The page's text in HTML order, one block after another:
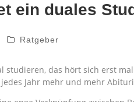
ein duales
Ratgeber
studieren, das hört sich erst
Jahr mehr und mehr